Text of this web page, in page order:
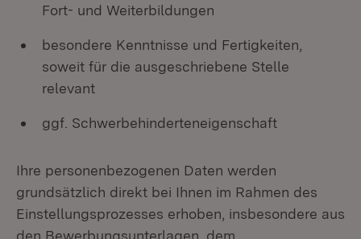
Fort- und Weiterbildungen
besondere Kenntnisse und Fertigkeiten,
soweit für die ausgeschriebene Stelle
relevant
ggf. Schwerbehinderteneigenschaft
Ihre personenbezogenen Daten werden
grundsätzlich direkt bei Ihnen im Rahmen des
Einstellungsprozesses erhoben, insbesondere aus
den Bewerbungsunterlagen, dem